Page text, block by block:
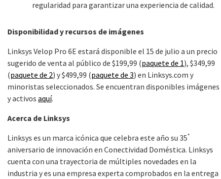
regularidad para garantizar una experiencia de calidad.
Disponibilidad y recursos de imágenes
Linksys Velop Pro 6E estará disponible el 15 de julio a un precio
sugerido de venta al público de $199,99 (paquete de 1), $349,99
(paquete de 2) y $499,99 (paquete de 3) en Linksys.com y
minoristas seleccionados. Se encuentran disponibles imágenes
y activos aquí.
Acerca de Linksys
Linksys es un marca icónica que celebra este año su 35°
aniversario de innovación en Conectividad Doméstica. Linksys
cuenta con una trayectoria de múltiples novedades en la
industria y es una empresa experta comprobados en la entrega